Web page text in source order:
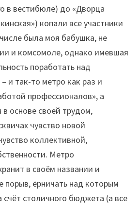
в вестибюле) до «Дворца
копали все участники
была моя бабушка, не
и комсомоле, однако имевшая
поработать над
и так-то метро как раз и
профессионалов», а
основе своей трудом,
чувство новой
коллективной,
Метро
в своём названии и
порыв, ёрничать над которым
счёт столичного бюджета (а все